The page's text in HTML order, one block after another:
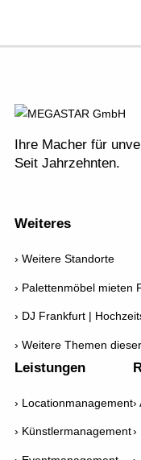
Ihre Macher für
Seit Jahrzehnten.
Weiteres
Weitere Standorte
Palettenmöbel mieten
DJ Frankfurt |
Weitere Themen
Leistungen
Locationmanagement
Künstlermanagement